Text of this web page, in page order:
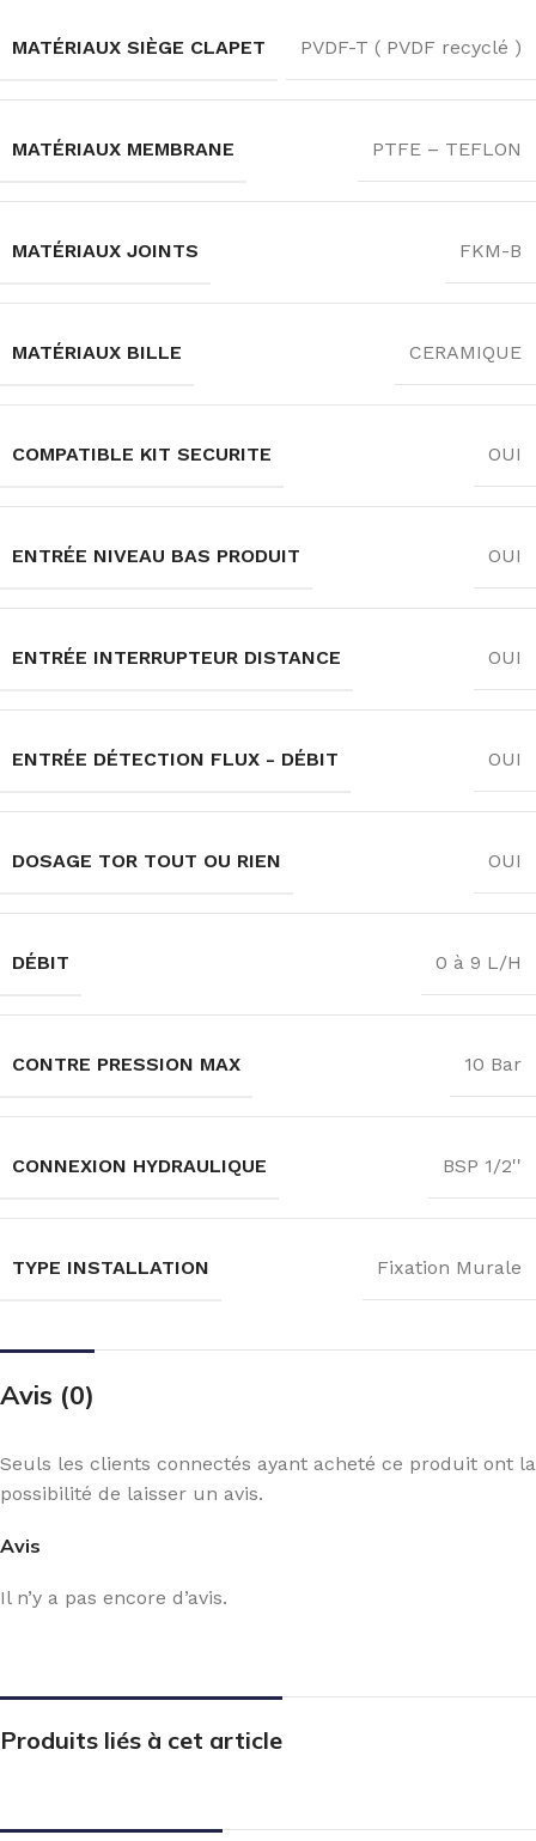
MATÉRIAUX SIÈGE CLAPET PVDF-T ( PVDF recyclé )
MATÉRIAUX MEMBRANE PTFE – TEFLON
MATÉRIAUX JOINTS FKM-B
MATÉRIAUX BILLE CERAMIQUE
COMPATIBLE KIT SECURITE OUI
ENTRÉE NIVEAU BAS PRODUIT OUI
ENTRÉE INTERRUPTEUR DISTANCE OUI
ENTRÉE DÉTECTION FLUX - DÉBIT OUI
DOSAGE TOR TOUT OU RIEN OUI
DÉBIT 0 à 9 L/H
CONTRE PRESSION MAX 10 Bar
CONNEXION HYDRAULIQUE BSP 1/2''
TYPE INSTALLATION Fixation Murale
Avis (0)
Avis
Il n’y a pas encore d’avis.
Seuls les clients connectés ayant acheté ce produit ont la
possibilité de laisser un avis.
Produits liés à cet article